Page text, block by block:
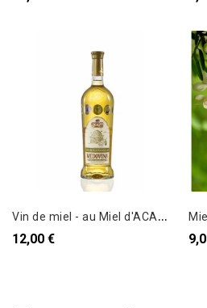
V
in de miel - au Miel d'ACACIA 0,75L
12,00 €